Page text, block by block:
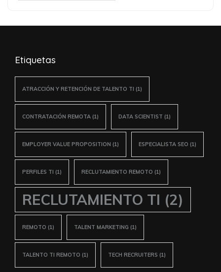
Etiquetas
ATRACCIÓN Y RETENCIÓN DE TALENTO TI (1)
CONTRATACIÓN REMOTA (1) DATA SCIENTIST (1)
EMPLOYER VALUE PROPOSITION (1) ESPECIALISTA SEO (1)
PERFILES TI (1) RECLUTAMIENTO REMOTO (1)
RECLUTAMIENTO TI (2)
REMOTO (1) TALENT MARKETING (1)
TALENTO TI REMOTO (1) TECH RECRUITERS (1)